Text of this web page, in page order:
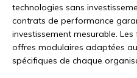
technologies sans
contrats de performance
investissement mesurable.
offres modulaires adaptées
spécifiques de chaque